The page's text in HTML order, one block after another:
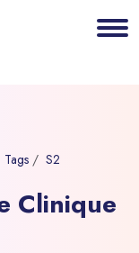
Tags S2
Clinique